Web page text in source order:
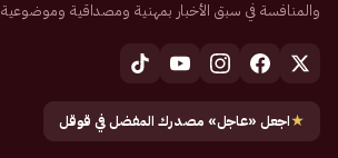
والمنافسة في سبق الأخبار بمهنية ومصداقية وموضوعية
★اجعل «عاجل» مصدرك المفضل في قوقل